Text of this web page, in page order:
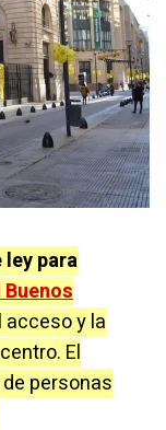
para
acceso y la
El
personas